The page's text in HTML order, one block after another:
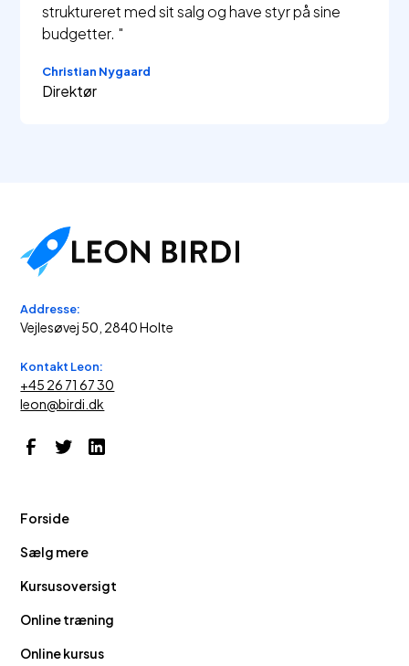
struktureret med sit salg og have styr på sine
budgetter. "
Christian Nygaard
Direktør
Addresse:
Vejlesøvej 50, 2840 Holte
Kontakt Leon:
+45 26 71 67 30
leon@birdi.dk
Forside
Sælg mere
Kursusoversigt
Online træning
Online kursus